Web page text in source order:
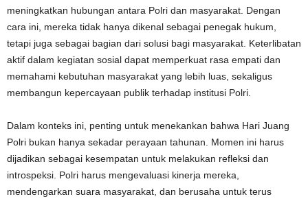
meningkatkan hubungan antara Polri dan masyarakat. Dengan
cara ini, mereka tidak hanya dikenal sebagai penegak hukum,
tetapi juga sebagai bagian dari solusi bagi masyarakat. Keterlibatan
aktif dalam kegiatan sosial dapat memperkuat rasa empati dan
memahami kebutuhan masyarakat yang lebih luas, sekaligus
membangun kepercayaan publik terhadap institusi Polri.
Dalam konteks ini, penting untuk menekankan bahwa Hari Juang
Polri bukan hanya sekadar perayaan tahunan. Momen ini harus
dijadikan sebagai kesempatan untuk melakukan refleksi dan
introspeksi. Polri harus mengevaluasi kinerja mereka,
mendengarkan suara masyarakat, dan berusaha untuk terus